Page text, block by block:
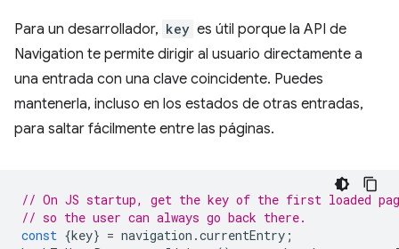
Para un desarrollador, key es útil porque la API de
Navigation te permite dirigir al usuario directamente a
una entrada con una clave coincidente. Puedes
mantenerla, incluso en los estados de otras entradas,
para saltar fácilmente entre las páginas.
// On JS startup, get the key of the first loaded
// so the user can always go back there.
const {key} = navigation .currentEntry ;